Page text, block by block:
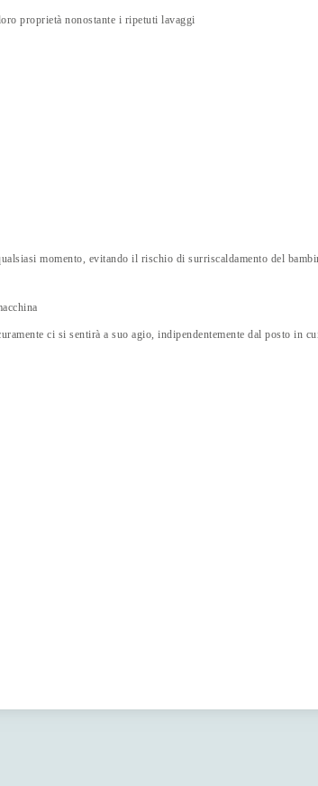
proprietà nonostante i ripetuti lavaggi
momento, evitando il rischio di surriscaldamento del
ci si sentirà a suo agio, indipendentemente dal posto in